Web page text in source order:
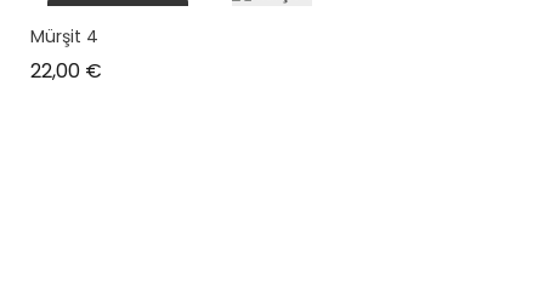
plus en stock
Mürşit 4
22,00 €